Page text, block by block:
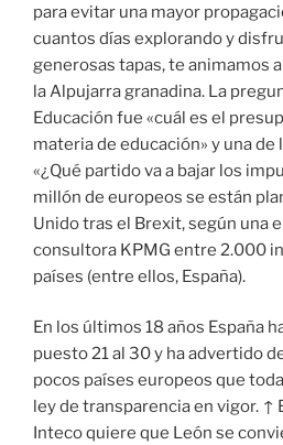
para evitar una mayor
cuantos días explorando y
generosas tapas, te animamos
la Alpujarra granadina. La
Educación fue «cuál es el
materia de educación» y una de
«¿Qué partido va a bajar los
millón de europeos se están
Unido tras el Brexit, según una
consultora KPMG entre 2.000
países (entre ellos, España).
En los últimos 18 años España
puesto 21 al 30 y ha advertido
pocos países europeos que
ley de transparencia en vigor. ↑
Inteco quiere que León se